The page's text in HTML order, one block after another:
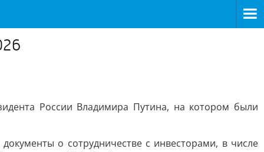
России Владимира Путина, на котором были
о сотрудничестве с инвесторами, в числе